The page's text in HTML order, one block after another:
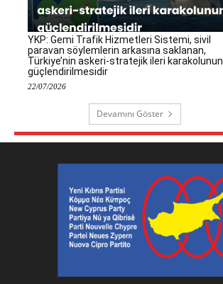
YKP: Gemi Trafik Hizmetleri Sistemi, sivil
paravan söylemlerin arkasına saklanan,
Türkiye’nin askeri-stratejik ileri karakolunun
güçlendirilmesidir
22/07/2026
Devamını Göster